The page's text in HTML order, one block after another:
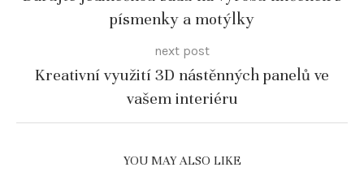
písmenky a motýlky
next post
Kreativní využití 3D nástěnných panelů ve
vašem interiéru
YOU MAY ALSO LIKE